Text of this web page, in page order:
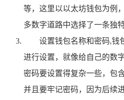
等，这里以以太坊钱包为例
多数字道路中选择了一条独
设置钱包名称和密码,钱
进行设置，就像给自己的数
密码要设置得复杂一些，包
并且要牢记密码，因为后续